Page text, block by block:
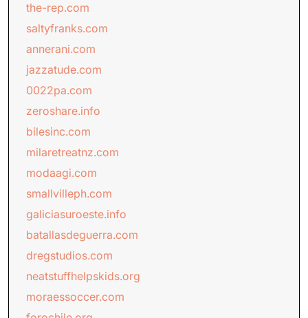
the-rep.com
saltyfranks.com
annerani.com
jazzatude.com
0022pa.com
zeroshare.info
bilesinc.com
milaretreatnz.com
modaagi.com
smallvilleph.com
galiciasuroeste.info
batallasdeguerra.com
dregstudios.com
neatstuffhelpskids.org
moraessoccer.com